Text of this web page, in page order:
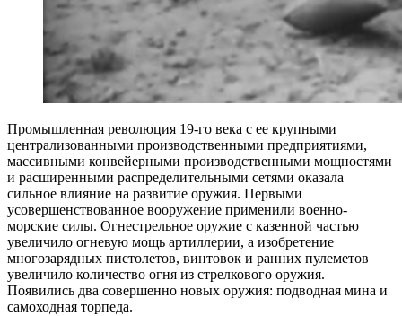
Промышленная революция 19-го века с ее крупными
централизованными производственными предприятиями,
массивными конвейерными производственными мощностями
и расширенными распределительными сетями оказала
сильное влияние на развитие оружия. Первыми
усовершенствованное вооружение применили военно-
морские силы. Огнестрельное оружие с казенной частью
увеличило огневую мощь артиллерии, а изобретение
многозарядных пистолетов, винтовок и ранних пулеметов
увеличило количество огня из стрелкового оружия.
Появились два совершенно новых оружия: подводная мина и
самоходная торпеда.